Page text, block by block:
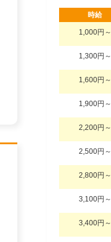
時給
1,000円～
1,300円～
1,600円～
1,900円～
2,200円～
2,500円～
2,800円～
3,100円～
3,400円～